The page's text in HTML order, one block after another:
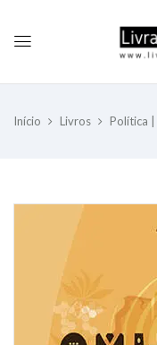
Início Livros Política